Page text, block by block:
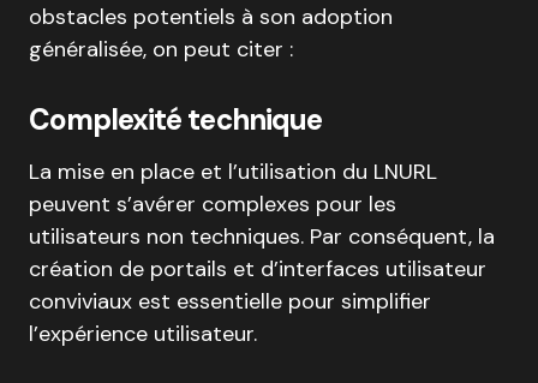
obstacles potentiels à son adoption
généralisée, on peut citer :
Complexité technique
La mise en place et l’utilisation du LNURL
peuvent s’avérer complexes pour les
utilisateurs non techniques. Par conséquent, la
création de portails et d’interfaces utilisateur
conviviaux est essentielle pour simplifier
l’expérience utilisateur.